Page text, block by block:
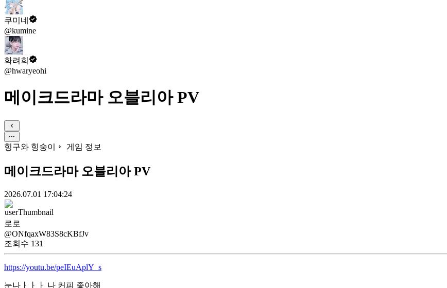
쿠미네
@kumine
화려희
@hwaryeohi
메이크드라마 오블리아 PV
힝구와 힝숭이 게임 정보
메이크드라마 오블리아 PV
2026.07.01 17:04:24
로로
@ONfqaxW83S8cKBfJv
조회수 131
https://youtu.be/peIEuAplY_s
눈나ㅏㅏㅏ 나 커피 좋아해